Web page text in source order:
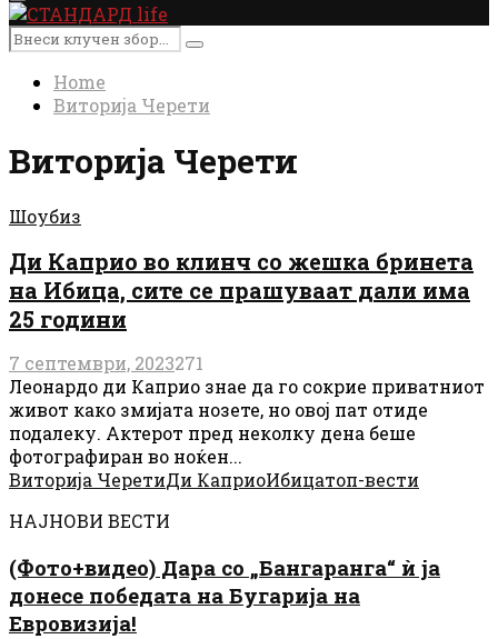
Primary
Menu
Search
for:
Search
Home
Виторија Черети
Виторија Черети
Шоубиз
Ди Каприо во клинч со жешка бринета
на Ибица, сите се прашуваат дали има
25 години
7 септември, 2023271
Леонардо ди Каприо знае да го сокрие приватниот
живот како змијата нозете, но овој пат отиде
подалеку. Актерот пред неколку дена беше
фотографиран во ноќен...
Виторија ЧеретиДи КаприоИбицатоп-вести
НАЈНОВИ ВЕСТИ
(Фото+видео) Дара со „Бангаранга“ ѝ ја
донесе победата на Бугарија на
Евровизија!